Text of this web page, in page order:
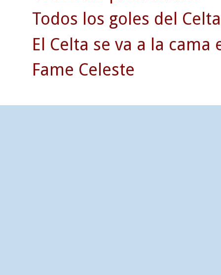
Todos los goles del
El Celta se va a la
Fame Celeste